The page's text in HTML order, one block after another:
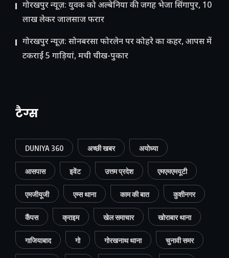
गोरखपुर न्यूज़: युवक को अल्बेनिया की जगह भेजा सिंगापुर, 10
लाख लेकर जालसाज फरार
गोरखपुर न्यूज़: सोनबरसा फोरलेन पर कोहरे का कहर, आपस में
टकराईं 5 गाड़ियां, मची चीख-पुकार
टैग्स
DUNIYA 360 अच्छी खबर अयोध्या
आसपास इवेंट उत्तम प्रदेश एमएमएमयूटी
एमजीयूजी एम्स थाना काम की बात कुशीनगर
कैंपस क्राइम खेल समाचार खोराबार थाना
गाजियाबाद गो गोरखनाथ थाना चुनावी समर